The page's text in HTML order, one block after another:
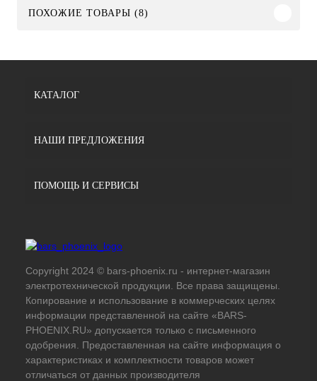
ПОХОЖИЕ ТОВАРЫ (8)
КАТАЛОГ
НАШИ ПРЕДЛОЖЕНИЯ
ПОМОЩЬ И СЕРВИСЫ
Copyright 2024 © bars-phoenix.ru - интернет-магазин
электротехнической продукции. Все права защищены.
Копирование и использование в коммерческих целях
информации представленной на сайте «BARS-
PHOENIX.RU» допускается только с письменного
одобрения. Предоставленная на сайте информация о
характеристиках и комплектности товаров может
отличаться от данных производителя